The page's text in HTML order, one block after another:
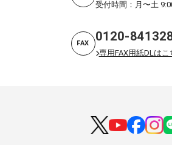
受付時間：月〜土
FAX 0120-
専用FAX用紙DLはこ